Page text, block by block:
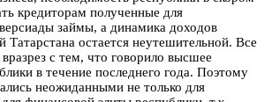
кредиторам полученные для
займы, а динамика доходов
Татарстана остается неутешительной. Все
вразрез с тем, что говорило высшее
в течение последнего года. Поэтому
неожиданными не только для